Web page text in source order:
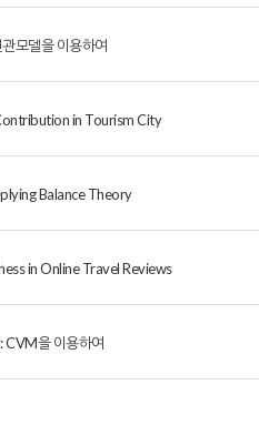
모델을 이용하여
in Tourism City
Balance Theory
in Online Travel Reviews
CVM을 이용하여